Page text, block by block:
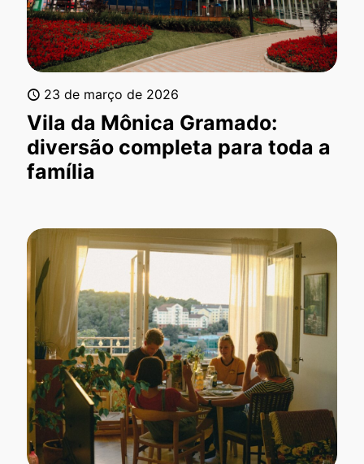
23 de março de 2026
Vila da Mônica Gramado:
diversão completa para toda a
família